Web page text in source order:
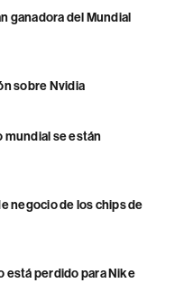
ganadora del Mundial
sobre Nvidia
mundial se están
negocio de los chips de
está perdido para Nike